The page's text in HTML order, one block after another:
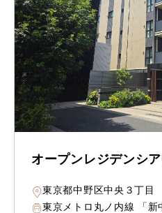
オープンレジデンシ
東京都中野区中央３丁目
東京メトロ丸ノ内線 「新